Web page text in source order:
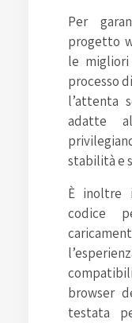
Per
progetto
le
processo
l’attenta
adatte
stabilità e
È inoltre
codice
browser
testata